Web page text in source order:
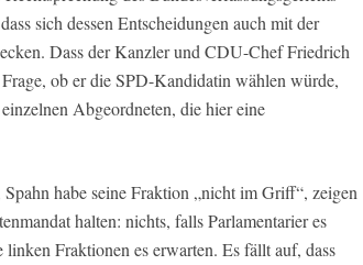
sich dessen Entscheidungen auch mit der
Dass der Kanzler und CDU-Chef Friedrich
ob er die SPD-Kandidatin wählen würde,
Abgeordneten, die hier eine
habe seine Fraktion „nicht im Griff“, zeigen
halten: nichts, falls Parlamentarier es
linken Fraktionen es erwarten. Es fällt auf, dass